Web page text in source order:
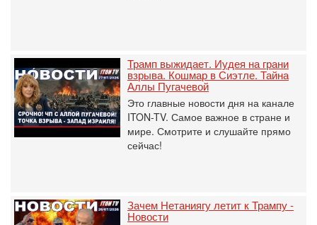
Трамп выжидает. Иудея на грани
взрыва. Кошмар в Сиэтле. Тайна
Аллы Пугачевой
Это главные новости дня на канале
ITON-TV. Самое важное в стране и
мире. Смотрите и слушайте прямо
сейчас!
Зачем Нетаниягу летит к Трампу -
Новости